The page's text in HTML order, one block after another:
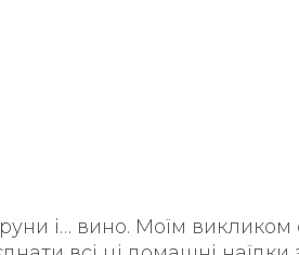
і… вино. Моїм викликом